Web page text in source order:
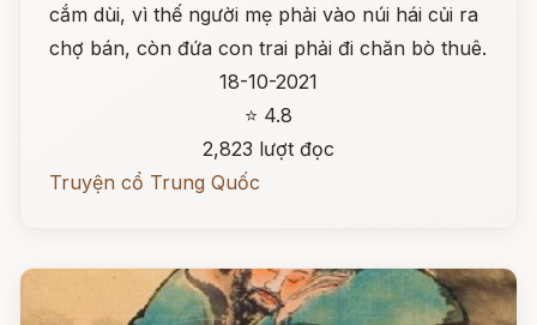
cắm dùi, vì thế người mẹ phải vào núi hái củi ra
chợ bán, còn đứa con trai phải đi chăn bò thuê.
18-10-2021
⭐ 4.8
2,823 lượt đọc
Truyện cổ Trung Quốc